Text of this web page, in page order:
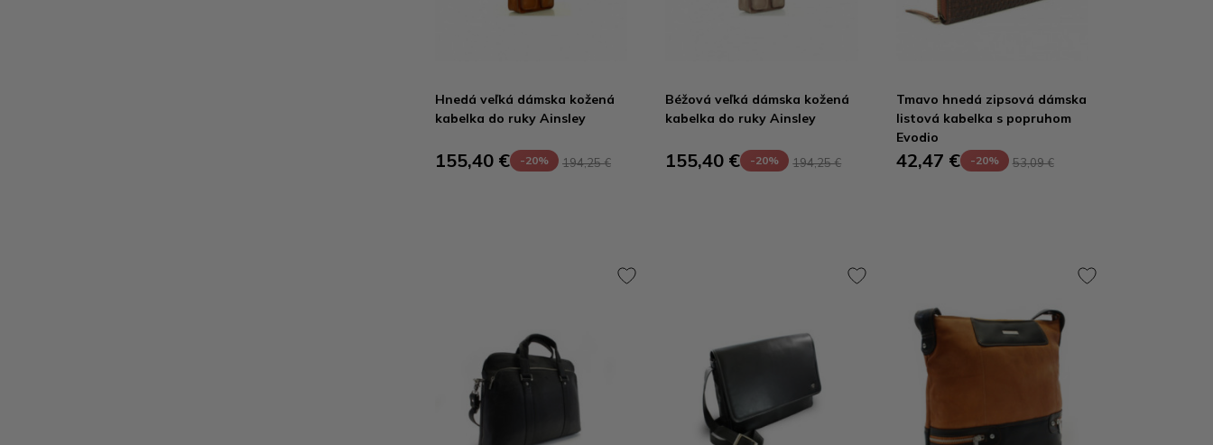
Hnedá veľká dámska kožená
kabelka do ruky Ainsley
155,40 € -20% 194,25 €
Béžová veľká dámska kožená
kabelka do ruky Ainsley
155,40 € -20% 194,25 €
Tmavo hnedá zipsová dámska
listová kabelka s popruhom
Evodio
42,47 € -20% 53,09 €